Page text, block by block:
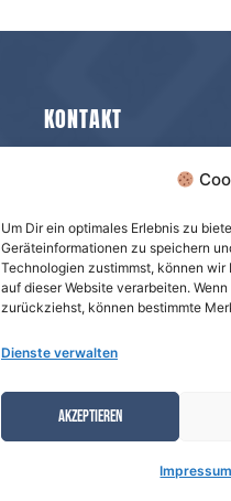
Um Dir ein optimales Erlebnis zu
Geräteinformationen zu speichern
Technologien zustimmst, können
auf dieser Website verarbeiten.
zurückziehst, können bestimmte
Dienste verwalten
AKZEPTIEREN
KONTAKT
Baedekerstraße 1,
0201 8401-248